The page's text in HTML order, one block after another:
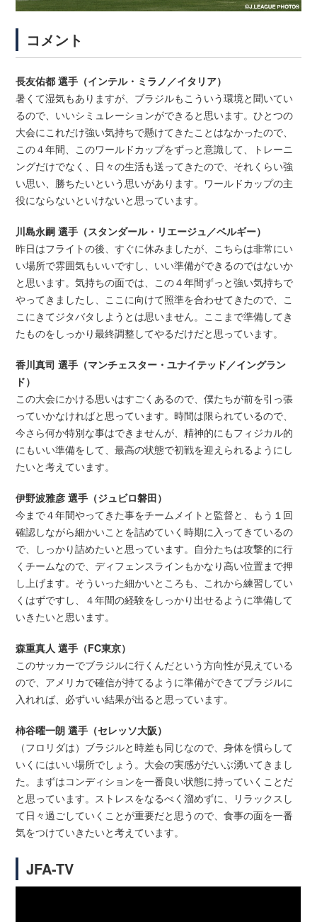
コメント
長友佑都 選手（インテル・ミラノ／イタリア）
暑くて湿気もありますが、ブラジルもこういう環境と聞いてい
るので、いいシミュレーションができると思います。ひとつの
大会にこれだけ強い気持ちで懸けてきたことはなかったので、
この４年間、このワールドカップをずっと意識して、トレーニ
ングだけでなく、日々の生活も送ってきたので、それくらい強
い思い、勝ちたいという思いがあります。ワールドカップの主
役にならないといけないと思っています。
川島永嗣 選手（スタンダール・リエージュ／ベルギー）
昨日はフライトの後、すぐに休みましたが、こちらは非常にい
い場所で雰囲気もいいですし、いい準備ができるのではないか
と思います。気持ちの面では、この４年間ずっと強い気持ちで
やってきましたし、ここに向けて照準を合わせてきたので、こ
こにきてジタバタしようとは思いません。ここまで準備してき
たものをしっかり最終調整してやるだけだと思っています。
香川真司 選手（マンチェスター・ユナイテッド／イングラン
ド）
この大会にかける思いはすごくあるので、僕たちが前を引っ張
っていかなければと思っています。時間は限られているので、
今さら何か特別な事はできませんが、精神的にもフィジカル的
にもいい準備をして、最高の状態で初戦を迎えられるようにし
たいと考えています。
伊野波雅彦 選手（ジュビロ磐田）
今まで４年間やってきた事をチームメイトと監督と、もう１回
確認しながら細かいことを詰めていく時期に入ってきているの
で、しっかり詰めたいと思っています。自分たちは攻撃的に行
くチームなので、ディフェンスラインもかなり高い位置まで押
し上げます。そういった細かいところも、これから練習してい
くはずですし、４年間の経験をしっかり出せるように準備して
いきたいと思います。
森重真人 選手（FC東京）
このサッカーでブラジルに行くんだという方向性が見えている
ので、アメリカで確信が持てるように準備ができてブラジルに
入れれば、必ずいい結果が出ると思っています。
柿谷曜一朗 選手（セレッソ大阪）
（フロリダは）ブラジルと時差も同じなので、身体を慣らして
いくにはいい場所でしょう。大会の実感がだいぶ湧いてきまし
た。まずはコンディションを一番良い状態に持っていくことだ
と思っています。ストレスをなるべく溜めずに、リラックスし
て日々過ごしていくことが重要だと思うので、食事の面を一番
気をつけていきたいと考えています。
JFA-TV